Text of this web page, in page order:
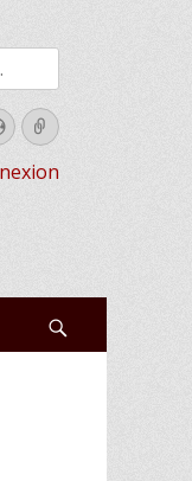
Site
web
Link